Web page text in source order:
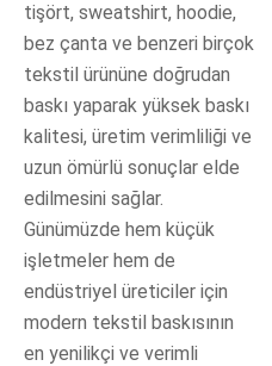
tişört, sweatshirt, hoodie,
bez çanta ve benzeri birçok
tekstil ürününe doğrudan
baskı yaparak yüksek baskı
kalitesi, üretim verimliliği ve
uzun ömürlü sonuçlar elde
edilmesini sağlar.
Günümüzde hem küçük
işletmeler hem de
endüstriyel üreticiler için
modern tekstil baskısının
en yenilikçi ve verimli